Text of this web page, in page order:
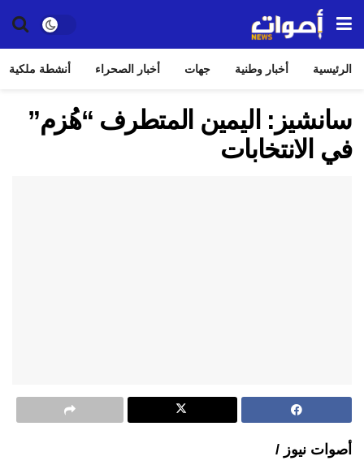
الرئيسية أخبار وطنية جهات أخبار الصحراء أنشطة ملكية
سانشيز: اليمين المتطرف “هُزم”
في الانتخابات
أصوات نيوز /